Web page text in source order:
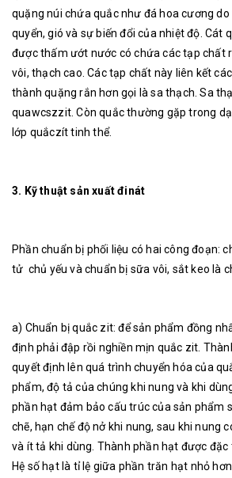
quặng núi chứa quắc như đá hoa cương
quyển, gió và sự biến đổi của nhiệt độ. Cát
được thấm ướt nước có chứa các tạp chất
vôi, thạch cao. Các tạp chất này liên kết
thành quặng rắn hơn gọi là sa thạch. Sa
quawcszzit. Còn quắc thường gặp trong
lớp quắczít tinh thể.
3. Kỹ thuật sản xuất đinát
Phần chuẩn bị phối liệu có hai công đoạn:
tử chủ yếu và chuẩn bị sữa vôi, sắt keo là
a) Chuẩn bị quắc zit: để sản phẩm đồng
định phải đập rồi nghiền mịn quắc zit.
quyết định lên quá trình chuyển hóa của
phẩm, độ tả của chúng khi nung và khi
phần hạt đảm bảo cấu trúc của sản phẩm
chẽ, hạn chế độ nở khi nung, sau khi nung
và ít tả khi dùng. Thành phần hạt được đặc
Hệ số hạt là tỉ lệ giữa phần trăn hạt nhỏ